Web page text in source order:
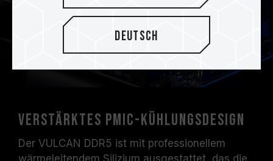
Verstärktes PMIC-Kühlungsdesign
Der VULCAN DDR5 ist mit professionellem
wärmeleitendem Silizium ausgestattet, das die
Deutsch